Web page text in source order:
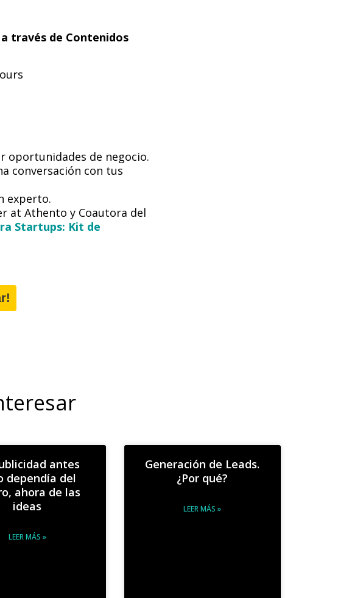
través de Contenidos
oportunidades de negocio.
conversación con tus
experto.
at Athento y Coautora del
Startups: Kit de
antes
dependía del
ahora de las
ideas
LEER MÁS »
Generación de Leads.
¿Por qué?
LEER MÁS »